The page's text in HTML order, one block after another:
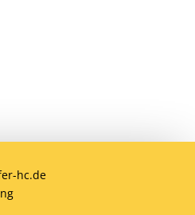
hc.de